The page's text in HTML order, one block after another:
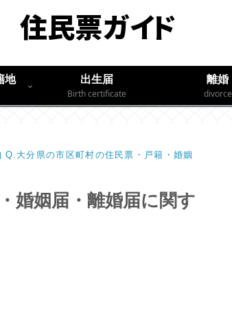
地
出生届
Birth certificate
離婚
divorce
Q.大分県の市区町村の住民票・戸籍・婚姻
婚姻届・離婚届に関す